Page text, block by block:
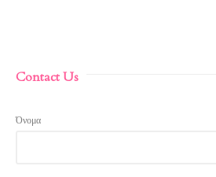
Contact Us
Όνομα